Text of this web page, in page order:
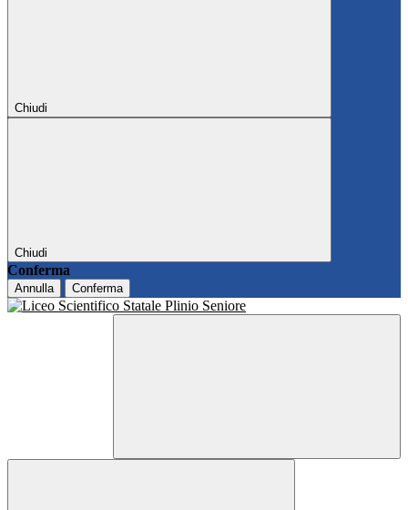
Chiudi
Chiudi
Conferma
Annulla Conferma